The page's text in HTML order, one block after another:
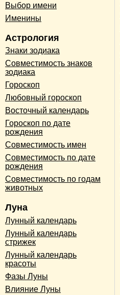
Выбор имени
Именины
Астрология
Знаки зодиака
Совместимость знаков
зодиака
Гороскоп
Любовный гороскоп
Восточный календарь
Гороскоп по дате
рождения
Совместимость имен
Совместимость по дате
рождения
Совместимость по годам
животных
Луна
Лунный календарь
Лунный календарь
стрижек
Лунный календарь
красоты
Фазы Луны
Влияние Луны